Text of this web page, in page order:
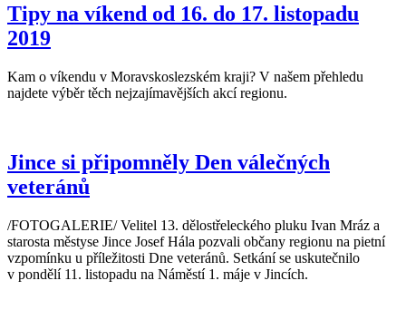
Tipy na víkend od 16. do 17. listopadu
2019
Kam o víkendu v Moravskoslezském kraji? V našem přehledu
najdete výběr těch nejzajímavějších akcí regionu.
Jince si připomněly Den válečných
veteránů
/FOTOGALERIE/ Velitel 13. dělostřeleckého pluku Ivan Mráz a
starosta městyse Jince Josef Hála pozvali občany regionu na pietní
vzpomínku u příležitosti Dne veteránů. Setkání se uskutečnilo
v pondělí 11. listopadu na Náměstí 1. máje v Jincích.